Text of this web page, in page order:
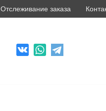
Отслеживание заказа